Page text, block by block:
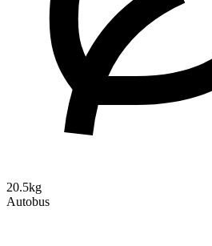
20.5kg
Autobus